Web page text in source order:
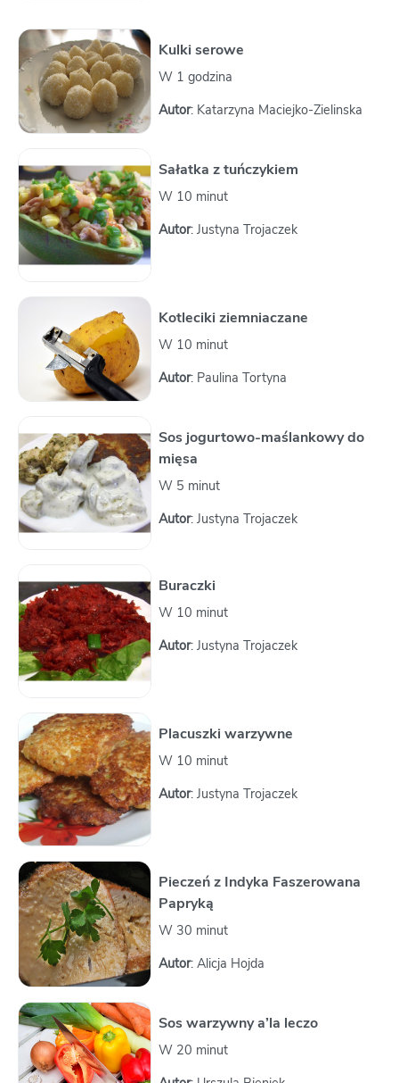
Kulki serowe
W 1 godzina
Autor: Katarzyna Maciejko-Zielinska
Sałatka z tuńczykiem
W 10 minut
Autor: Justyna Trojaczek
Kotleciki ziemniaczane
W 10 minut
Autor: Paulina Tortyna
Sos jogurtowo-maślankowy do
mięsa
W 5 minut
Autor: Justyna Trojaczek
Buraczki
W 10 minut
Autor: Justyna Trojaczek
Placuszki warzywne
W 10 minut
Autor: Justyna Trojaczek
Pieczeń z Indyka Faszerowana
Papryką
W 30 minut
Autor: Alicja Hojda
Sos warzywny a’la leczo
W 20 minut